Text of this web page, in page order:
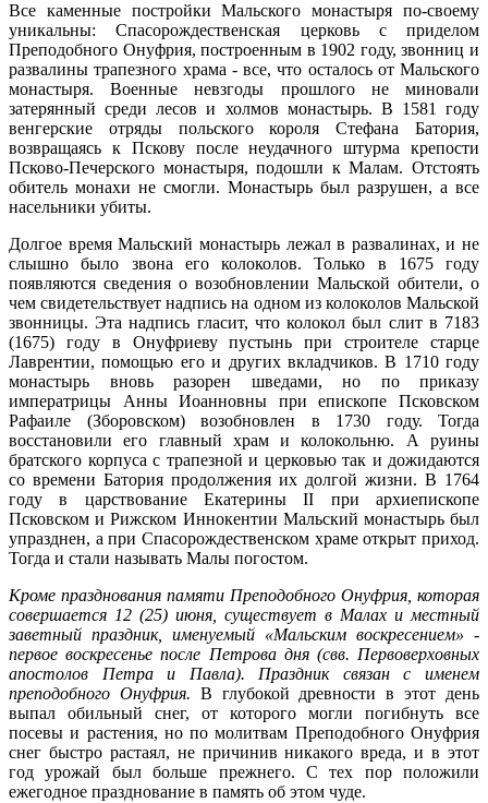
Все каменные постройки Мальского монастыря по-своему
уникальны: Спасорождественская церковь с приделом
Преподобного Онуфрия, построенным в 1902 году, звонниц и
развалины трапезного храма - все, что осталось от Мальского
монастыря. Военные невзгоды прошлого не миновали
затерянный среди лесов и холмов монастырь. В 1581 году
венгерские отряды польского короля Стефана Батория,
возвращаясь к Пскову после неудачного штурма крепости
Псково-Печерского монастыря, подошли к Малам. Отстоять
обитель монахи не смогли. Монастырь был разрушен, а все
насельники убиты.
Долгое время Мальский монастырь лежал в развалинах, и не
слышно было звона его колоколов. Только в 1675 году
появляются сведения о возобновлении Мальской обители, о
чем свидетельствует надпись на одном из колоколов Мальской
звонницы. Эта надпись гласит, что колокол был слит в 7183
(1675) году в Онуфриеву пустынь при строителе старце
Лаврентии, помощью его и других вкладчиков. В 1710 году
монастырь вновь разорен шведами, но по приказу
императрицы Анны Иоанновны при епископе Псковском
Рафаиле (Зборовском) возобновлен в 1730 году. Тогда
восстановили его главный храм и колокольню. А руины
братского корпуса с трапезной и церковью так и дожидаются
со времени Батория продолжения их долгой жизни. В 1764
году в царствование Екатерины II при архиепископе
Псковском и Рижском Иннокентии Мальский монастырь был
упразднен, а при Спасорождественском храме открыт приход.
Тогда и стали называть Малы погостом.
Кроме празднования памяти Преподобного Онуфрия, которая
совершается 12 (25) июня, существует в Малах и местный
заветный праздник, именуемый «Мальским воскресением» -
первое воскресенье после Петрова дня (свв. Первоверховных
апостолов Петра и Павла). Праздник связан с именем
преподобного Онуфрия. В глубокой древности в этот день
выпал обильный снег, от которого могли погибнуть все
посевы и растения, но по молитвам Преподобного Онуфрия
снег быстро растаял, не причинив никакого вреда, и в этот
год урожай был больше прежнего. С тех пор положили
ежегодное празднование в память об этом чуде.